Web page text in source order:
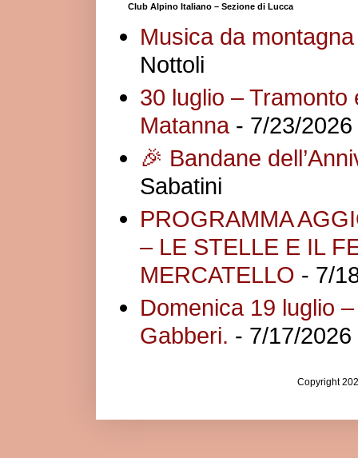
Club Alpino Italiano – Sezione di Lucca
Musica da
Nottoli
30 luglio –
Matanna- 7/23/2026
🎉 Bandane
Sabatini
PROGRAMMA
– LE STELLE E IL
MERCATELLO - 7/
Domenica 19 luglio
Gabberi. - 7/17/2026
Copyright